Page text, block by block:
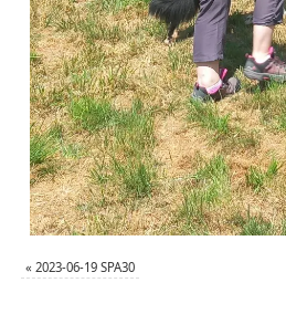
« 2023-06-19 SPA30